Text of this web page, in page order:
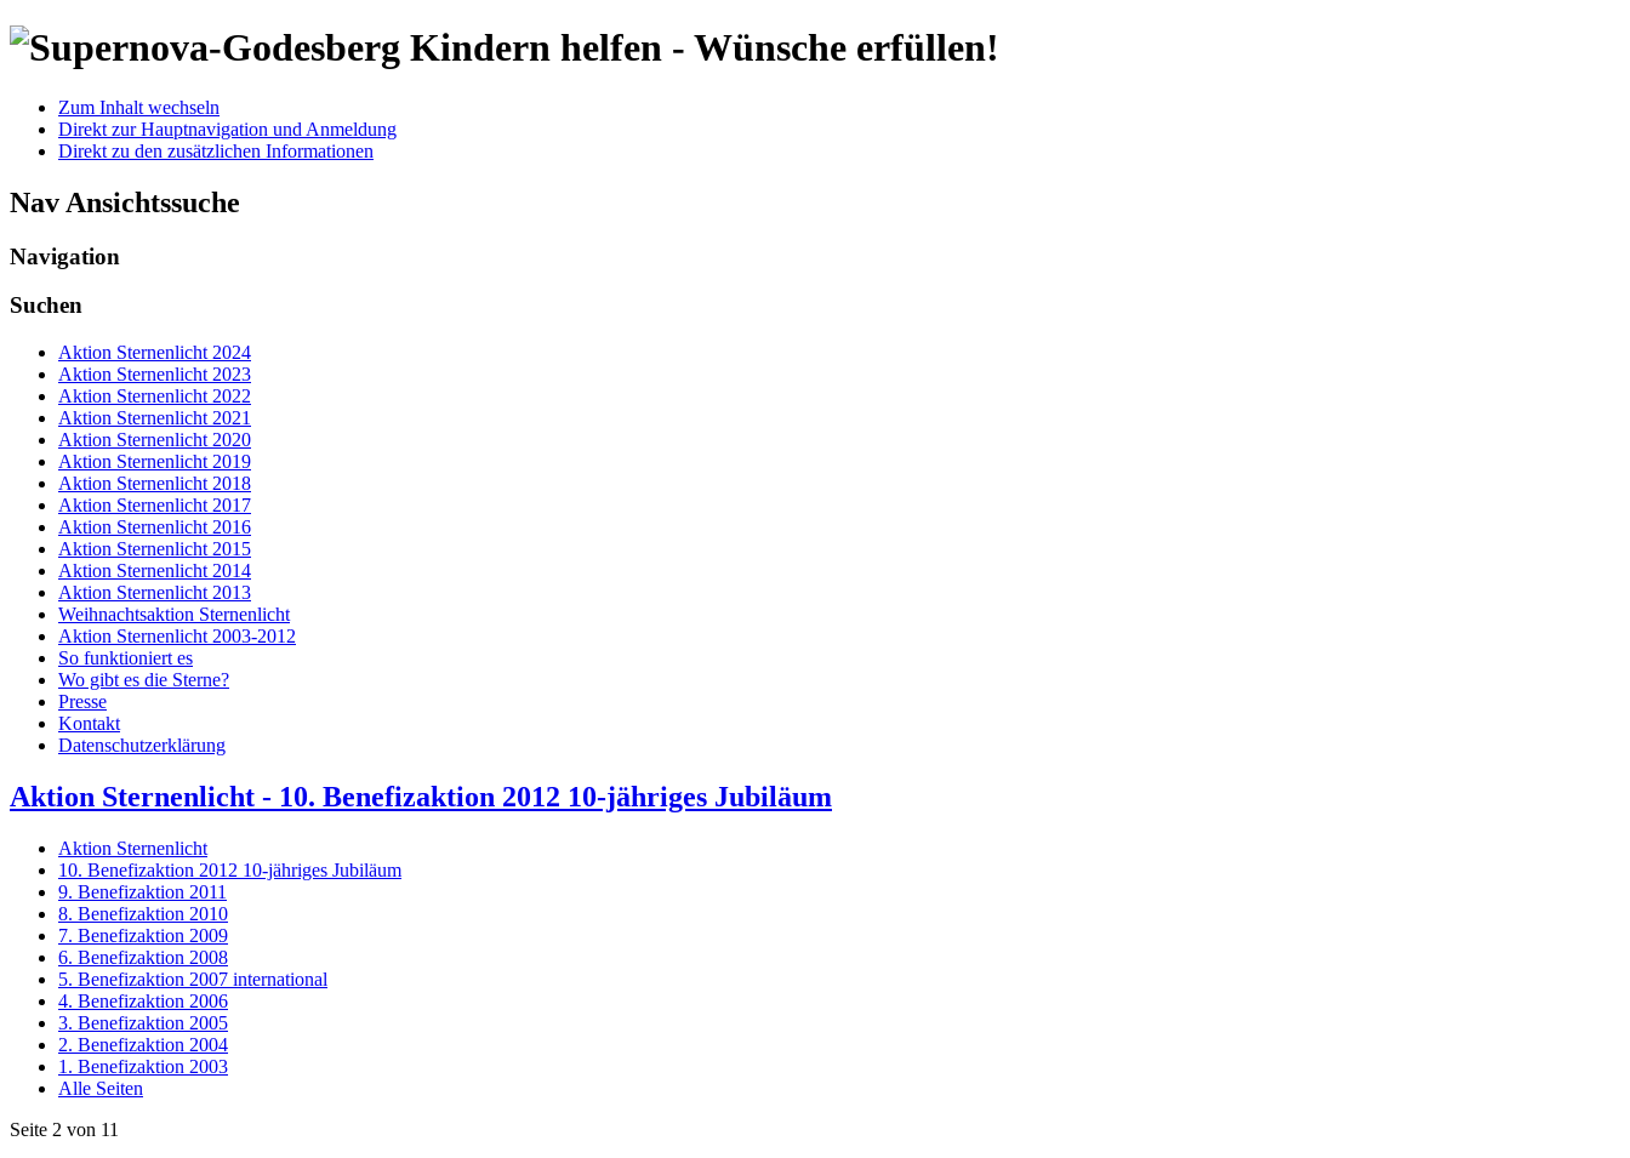
Kindern helfen - Wünsche erfüllen!
Zum Inhalt wechseln
Direkt zur Hauptnavigation und Anmeldung
Direkt zu den zusätzlichen Informationen
Nav Ansichtssuche
Navigation
Suchen
Aktion Sternenlicht 2024
Aktion Sternenlicht 2023
Aktion Sternenlicht 2022
Aktion Sternenlicht 2021
Aktion Sternenlicht 2020
Aktion Sternenlicht 2019
Aktion Sternenlicht 2018
Aktion Sternenlicht 2017
Aktion Sternenlicht 2016
Aktion Sternenlicht 2015
Aktion Sternenlicht 2014
Aktion Sternenlicht 2013
Weihnachtsaktion Sternenlicht
Aktion Sternenlicht 2003-2012
So funktioniert es
Wo gibt es die Sterne?
Presse
Kontakt
Datenschutzerklärung
Aktion Sternenlicht - 10. Benefizaktion 2012 10-jähriges Jubiläum
Aktion Sternenlicht
10. Benefizaktion 2012 10-jähriges Jubiläum
9. Benefizaktion 2011
8. Benefizaktion 2010
7. Benefizaktion 2009
6. Benefizaktion 2008
5. Benefizaktion 2007 international
4. Benefizaktion 2006
3. Benefizaktion 2005
2. Benefizaktion 2004
1. Benefizaktion 2003
Alle Seiten
Seite 2 von 11